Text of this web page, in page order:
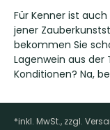
Für Kenner ist
jener
bekommen Sie
Lagenwein aus
Konditionen? Na,
Footer-Menü
*inkl. MwSt., zzgl.